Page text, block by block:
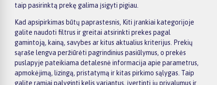
taip pasirinktą prekę galima įsigyti pigiau.
Kad apsipirkimas būtų paprastesnis, Kiti įrankiai kategorijoje
galite naudoti filtrus ir greitai atsirinkti prekes pagal
gamintoją, kainą, savybes ar kitus aktualius kriterijus. Prekių
sąraše lengva peržiūrėti pagrindinius pasiūlymus, o prekės
puslapyje pateikiama detalesnė informacija apie parametrus,
apmokėjimą, lizingą, pristatymą ir kitas pirkimo sąlygas. Taip
galite ramiai palyginti kelis variantus, įvertinti jų privalumus ir